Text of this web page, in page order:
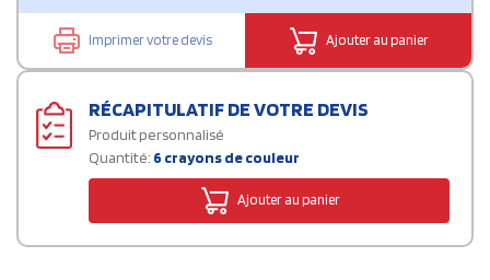
Imprimer votre devis Ajouter au panier
RÉCAPITULATIF DE VOTRE DEVIS
Produit personnalisé
Quantité: 6 crayons de couleur
Ajouter au panier